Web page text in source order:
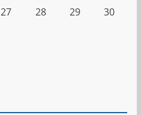
27 28 29
30